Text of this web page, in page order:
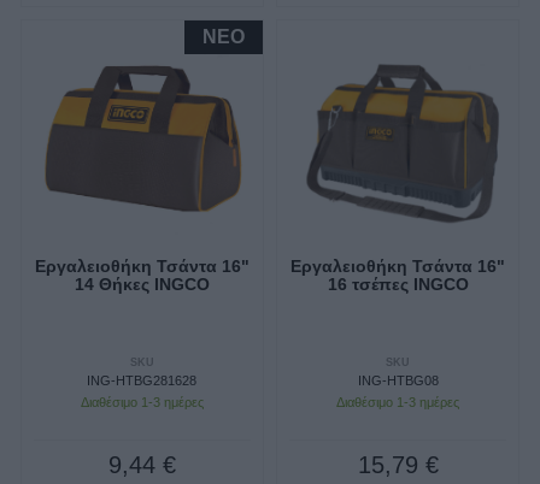
NEO
Εργαλειοθήκη Τσάντα 16"
14 Θήκες INGCO
SKU
ING-HTBG281628
Διαθέσιμο 1-3 ημέρες
9,44 €
Εργαλειοθήκη Τσάντα 16"
16 τσέπες INGCO
SKU
ING-HTBG08
Διαθέσιμο 1-3 ημέρες
15,79 €